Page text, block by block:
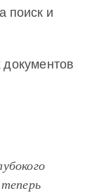
поиск и